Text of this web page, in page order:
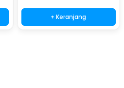
+ Keranjang